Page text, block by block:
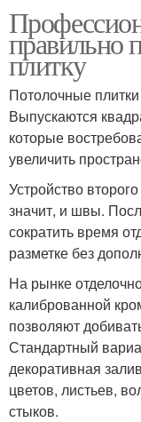
правильно
плитку
Потолочные
Выпускаются
которые
увеличить
Устройство
значит, и швы.
сократить время
разметке без
На рынке
калиброванной
позволяют
Стандартный
декоративная
цветов, листьев,
стыков.